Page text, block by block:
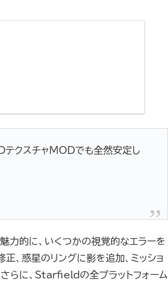
クスチャMODでも全然安定し
力的に、いくつかの視覚的なエラーを
、惑星のリングに影を追加、ミッショ
らに、Starfieldの全プラットフォーム